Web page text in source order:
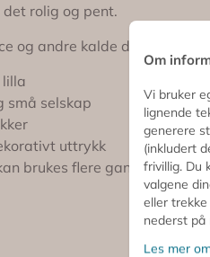
rolig og pent.
og andre kalde drikker, og
lilla
små selskap
uttrykk
brukes flere ganger
Om
Vi bruker
lignende
generere
(inkludert
frivillig. Du
valgene
eller
nederst på
Les mer